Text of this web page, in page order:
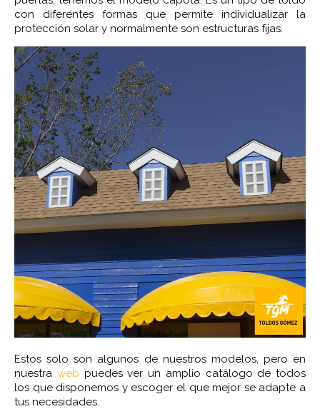
con diferentes formas que permite individualizar la
protección solar y normalmente son estructuras fijas.
Estos solo son algunos de nuestros modelos, pero en
nuestra web puedes ver un amplio catálogo de todos
los que disponemos y escoger el que mejor se adapte a
tus necesidades.